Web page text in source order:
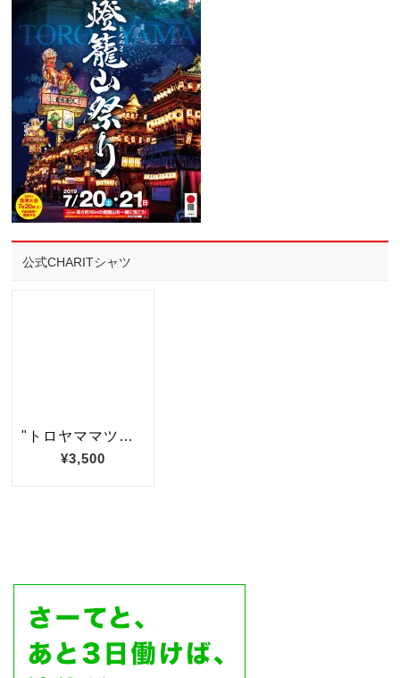
公式CHARITシャツ